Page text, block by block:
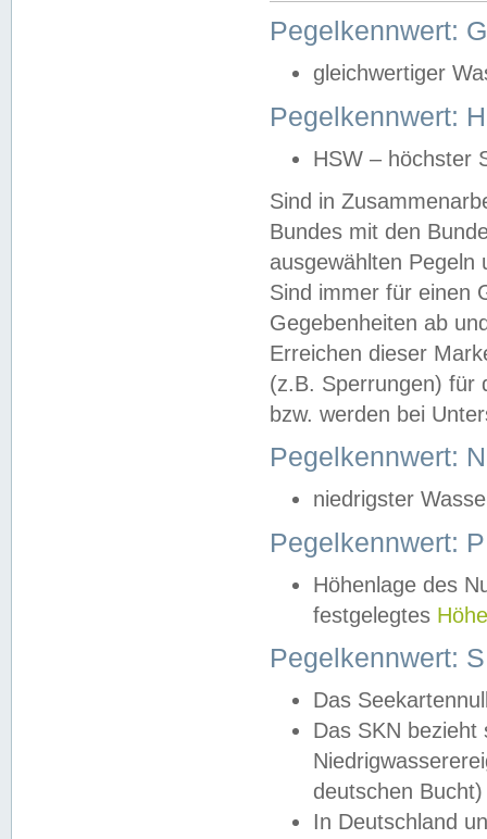
Pegelkennwert:
gleichwertiger
Pegelkennwert:
HSW – höchster
Sind in
Bundes mit den
ausgewählten
Sind immer für einen
Gegebenheiten ab
Erreichen dieser
(z.B. Sperrungen) für
bzw. werden bei
Pegelkennwert:
niedrigster
Pegelkennwert:
Höhenlage des
festgelegtes
Pegelkennwert:
Das
Das SKN
deutschen
In Deutschland